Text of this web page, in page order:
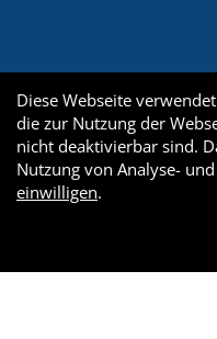
Diese Webseite
die zur Nutzung der
nicht deaktivierbar sind.
Nutzung von Analyse-
einwilligen.